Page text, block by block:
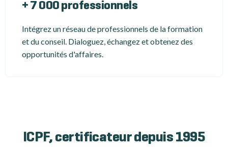
+ 7 000 professionnels
Intégrez un réseau de professionnels de la formation
et du conseil. Dialoguez, échangez et obtenez des
opportunités d'affaires.
ICPF, certificateur depuis 1995